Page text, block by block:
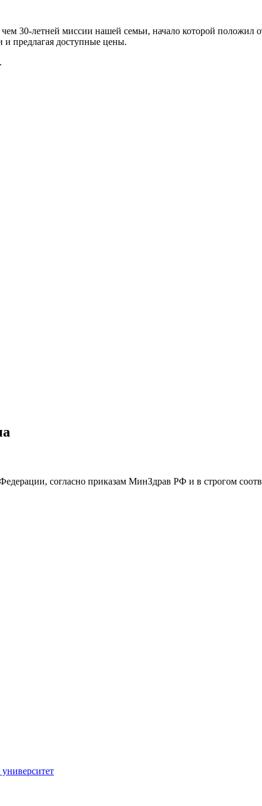
30-летней миссии нашей семьи, начало которой
и предлагая доступные цены.
согласно приказам МинЗдрав РФ и в строгом